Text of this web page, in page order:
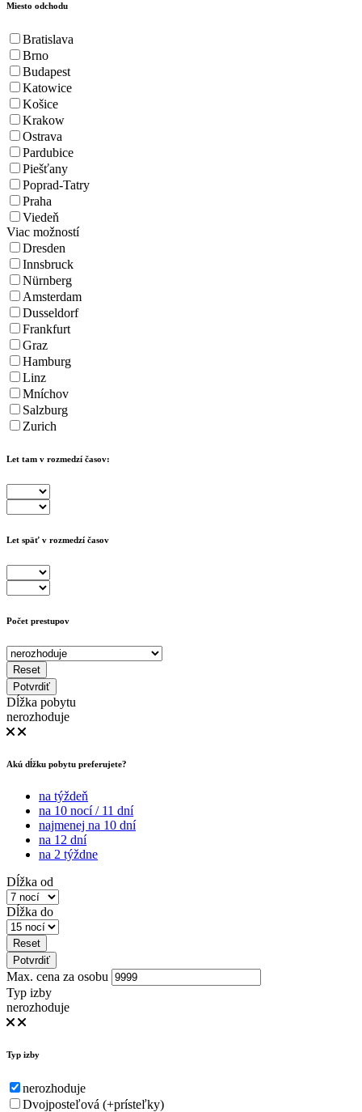
Miesto odchodu
Bratislava
Brno
Budapest
Katowice
Košice
Krakow
Ostrava
Pardubice
Piešťany
Poprad-Tatry
Praha
Viedeň
Viac možností
Dresden
Innsbruck
Nürnberg
Amsterdam
Dusseldorf
Frankfurt
Graz
Hamburg
Linz
Mníchov
Salzburg
Zurich
Let tam v rozmedzí časov:
Let späť v rozmedzí časov
Počet prestupov
Reset
Potvrdiť
Dĺžka pobytu
nerozhoduje
Akú dĺžku pobytu preferujete?
na týždeň
na 10 nocí / 11 dní
najmenej na 10 dní
na 12 dní
na 2 týždne
Dĺžka od
Dĺžka do
Reset
Potvrdiť
Max. cena za osobu
Typ izby
nerozhoduje
Typ izby
nerozhoduje
Dvojposteľová (+prísteľky)